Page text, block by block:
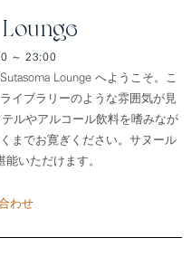
～ 23:00
Lounge へようこそ。こ
イブラリーのような雰囲気が見
ルやアルコール飲料を嗜みなが
までお寛ぎください。サヌール
いただけます。
わせ